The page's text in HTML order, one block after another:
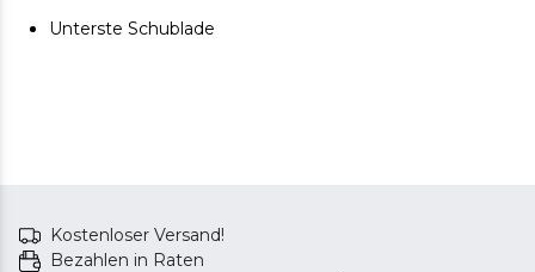
Unterste Schublade
Kostenloser Versand!
Bezahlen in Raten